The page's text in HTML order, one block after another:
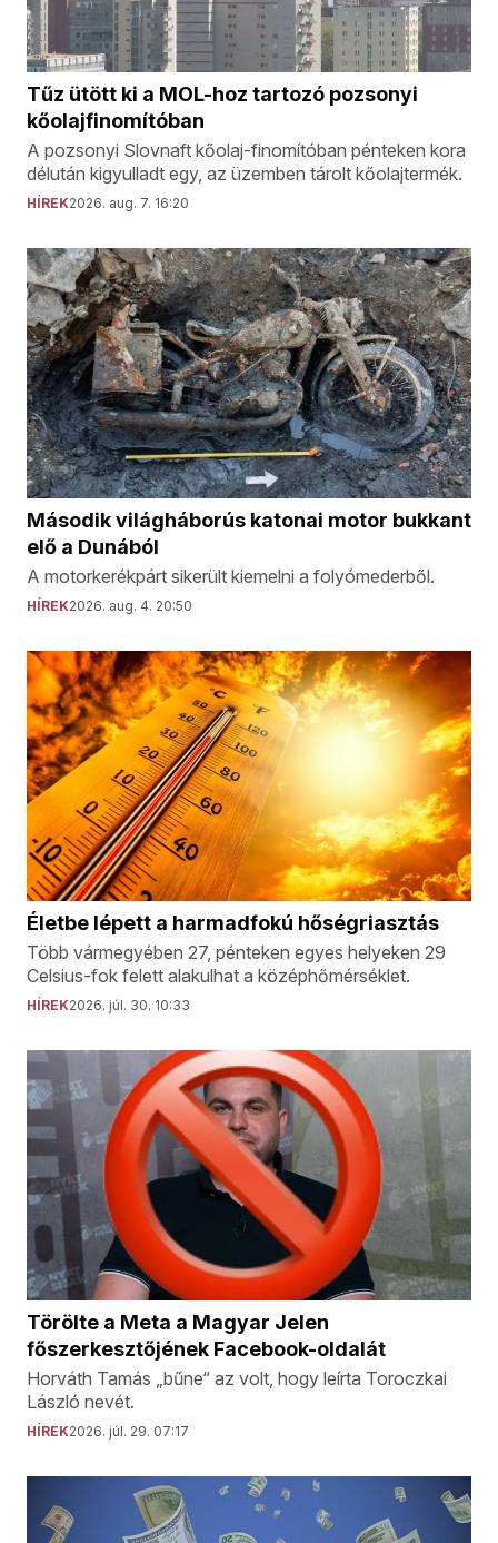
Tűz ütött ki a MOL-hoz tartozó pozsonyi
kőolajfinomítóban
A pozsonyi Slovnaft kőolaj-finomítóban pénteken kora
délután kigyulladt egy, az üzemben tárolt kőolajtermék.
HÍREK2026. aug. 7. 16:20
Második világháborús katonai motor bukkant
elő a Dunából
A motorkerékpárt sikerült kiemelni a folyómederből.
HÍREK2026. aug. 4. 20:50
Életbe lépett a harmadfokú hőségriasztás
Több vármegyében 27, pénteken egyes helyeken 29
Celsius-fok felett alakulhat a középhőmérséklet.
HÍREK2026. júl. 30. 10:33
Törölte a Meta a Magyar Jelen
főszerkesztőjének Facebook-oldalát
Horváth Tamás „bűne“ az volt, hogy leírta Toroczkai
László nevét.
HÍREK2026. júl. 29. 07:17